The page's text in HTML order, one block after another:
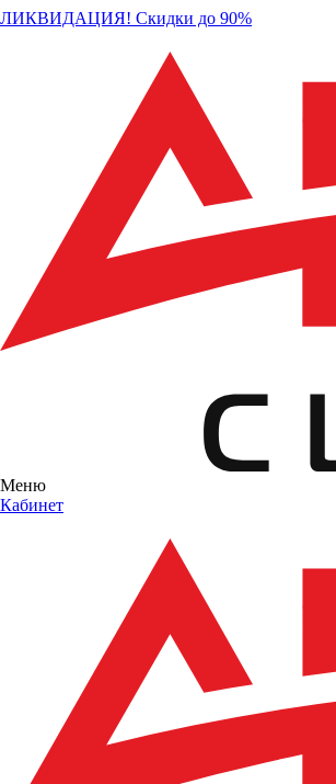
ЛИКВИДАЦИЯ! Скидки до 90%
Меню
Кабинет